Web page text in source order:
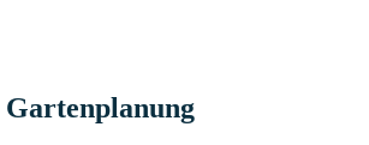
Gartenplanung